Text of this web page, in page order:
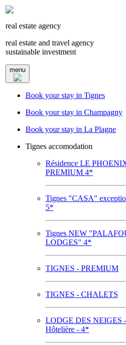
real estate agency
real estate and travel agency
sustainable investment
menu
Book your stay in Tignes
Book your stay in Champagny
Book your stay in La Plagne
Tignes accomodation
Résidence LE
PREMIUM 4*
Tignes "CASA"
5*
Tignes NEW
LODGES" 4*
TIGNES - PREMIUM
TIGNES - CHALETS
LODGE DES NEIGES -
Hôtelière - 4*